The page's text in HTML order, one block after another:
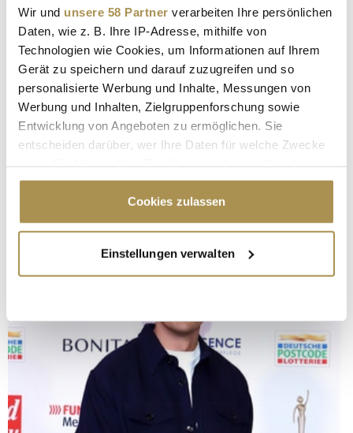
Wir und unsere 58 Partner verarbeiten Ihre persönlichen
Daten, wie z. B. Ihre IP-Adresse, mithilfe von
Technologien wie Cookies, um Informationen auf Ihrem
Gerät zu speichern und darauf zuzugreifen und so
personalisierte Werbung und Inhalte, Messungen von
Werbung und Inhalten, Zielgruppenforschung sowie
Entwicklung von Angeboten zu ermöglichen. Sie
entscheiden darüber, wer Ihre Daten für welche Zwecke
Cookie-Erklärung oder durch Klicken auf das Privacy
Trigger Symbol ändern oder widerrufen
Informationen über Ihre geografische Lage
erfassen, welche bis auf einige Meter genau sein
bestimmten Merkmalen (Fingerprinting) identifizieren
Erfahren Sie mehr darüber, wie Ihre persönlichen Daten
verarbeitet werden, und legen Sie Ihre Präferenzen im
Abschnitt Einzelheiten
Cookies zulassen
Einstellungen verwalten